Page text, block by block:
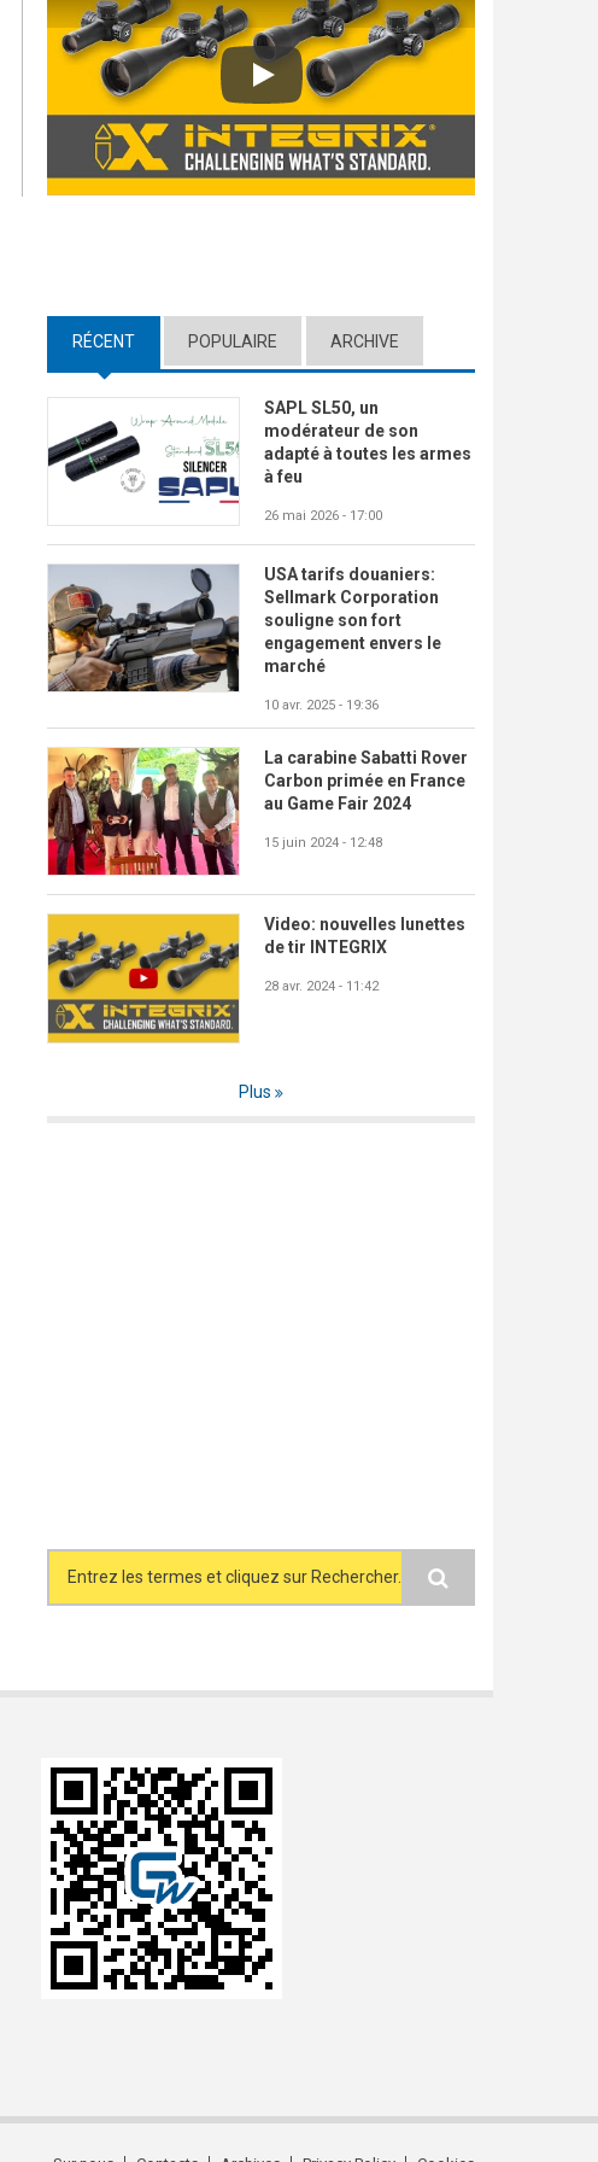
Play
RÉCENT (ACTIVE TAB)
POPULAIRE ARCHIVE
SAPL SL50, un
modérateur de son
adapté à toutes les armes
à feu
26 mai 2026 - 17:00
USA tarifs douaniers:
Sellmark Corporation
souligne son fort
engagement envers le
marché
10 avr. 2025 - 19:36
La carabine Sabatti Rover
Carbon primée en France
au Game Fair 2024
15 juin 2024 - 12:48
Video: nouvelles lunettes
de tir INTEGRIX
28 avr. 2024 - 11:42
Plus
Search form